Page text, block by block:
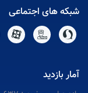
شبکه های اجتماعی
آمار بازدید